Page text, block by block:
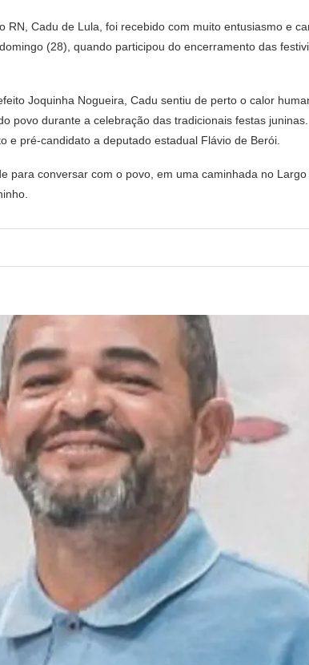
RN, Cadu de Lula, foi recebido com muito entusiasmo e
(28), quando participou do encerramento das
Joquinha Nogueira, Cadu sentiu de perto o calor
povo durante a celebração das tradicionais festas
e pré-candidato a deputado estadual Flávio de Berói.
para conversar com o povo, em uma caminhada no